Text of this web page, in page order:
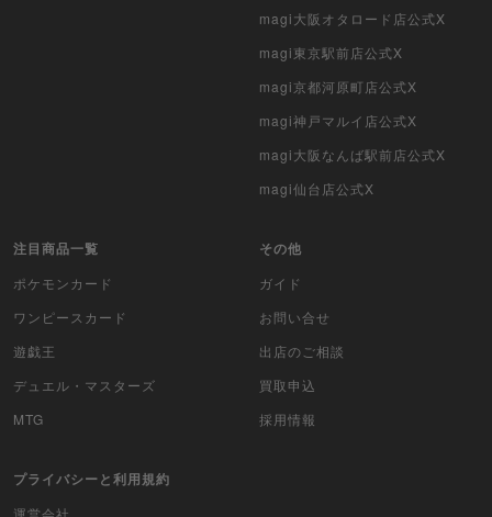
カードファイト!! ヴァンガード
ムシキング
ドラゴンボールヒーローズ
バディファイト
アイカツ
magi大阪オタロード店公式X
magi東京駅前店公式X
magi京都河原町店公式X
magi神戸マルイ店公式X
magi大阪なんば駅前店公式X
magi仙台店公式X
注目商品一覧
ポケモンカード
ワンピースカード
遊戯王
デュエル・マスターズ
MTG
その他
ガイド
お問い合せ
出店のご相談
買取申込
採用情報
プライバシーと利用規約